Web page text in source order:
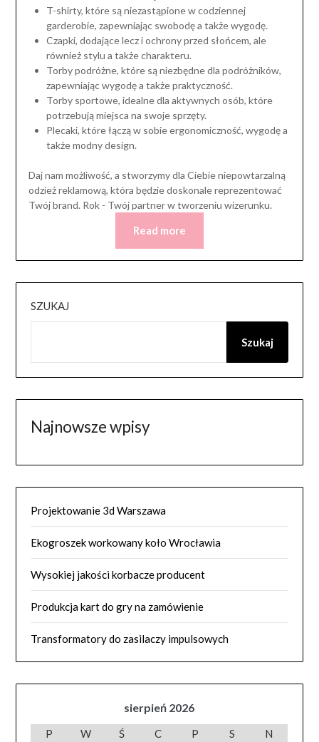
T-shirty, które są niezastąpione w codziennej
garderobie, zapewniając swobodę a także wygodę.
Czapki, dodające lecz i ochrony przed słońcem, ale
również stylu a także charakteru.
Torby podróżne, które są niezbędne dla podróżników,
zapewniając wygodę a także praktyczność.
Torby sportowe, idealne dla aktywnych osób, które
potrzebują miejsca na swoje sprzęty.
Plecaki, które łączą w sobie ergonomiczność, wygodę a
także modny design.
Daj nam możliwość, a stworzymy dla Ciebie niepowtarzalną
odzież reklamową, która będzie doskonale reprezentować
Twój brand. Rok - Twój partner w tworzeniu wizerunku.
Read more
SZUKAJ
Szukaj
Najnowsze wpisy
Projektowanie 3d Warszawa
Ekogroszek workowany koło Wrocławia
Wysokiej jakości korbacze producent
Produkcja kart do gry na zamówienie
Transformatory do zasilaczy impulsowych
sierpień 2026
P W Ś C P S
N